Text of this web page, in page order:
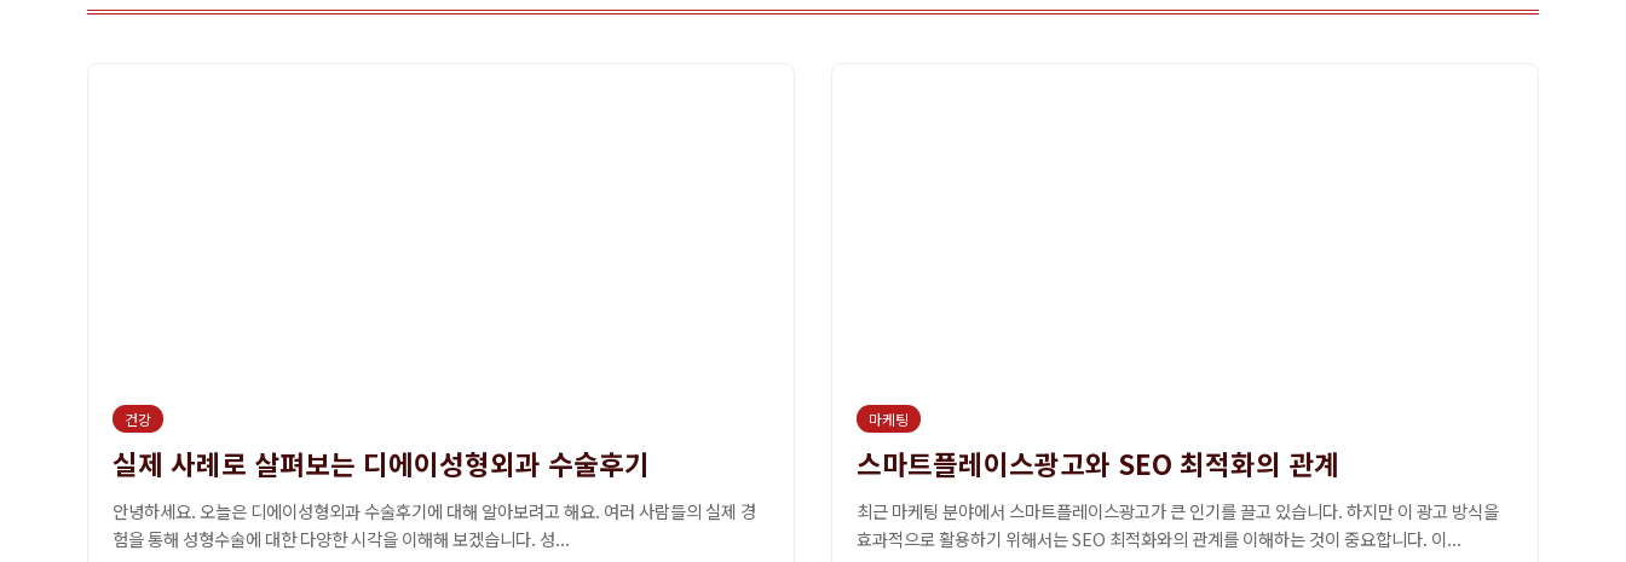
건강
실제 사례로 살펴보는 디에이성형외과 수술후기
안녕하세요. 오늘은 디에이성형외과 수술후기에 대해 알아보려고 해요. 여러 사람들의 실제 경
험을 통해 성형수술에 대한 다양한 시각을 이해해 보겠습니다. 성...
마케팅
스마트플레이스광고와 SEO 최적화의 관계
최근 마케팅 분야에서 스마트플레이스광고가 큰 인기를 끌고 있습니다. 하지만 이 광고 방식을
효과적으로 활용하기 위해서는 SEO 최적화와의 관계를 이해하는 것이 중요합니다. 이...